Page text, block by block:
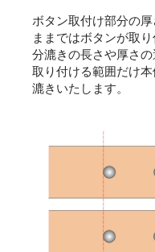
ボタン取付け部分の
ままではボタンが取
分漉きの長さや厚さ
取り付ける範囲だけ
漉きいたします。